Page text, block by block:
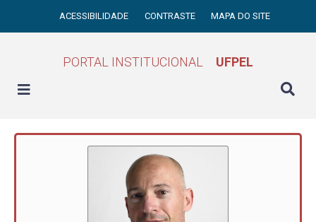
ACESSIBILIDADE CONTRASTE MAPA DO SITE
PORTAL INSTITUCIONAL UFPEL